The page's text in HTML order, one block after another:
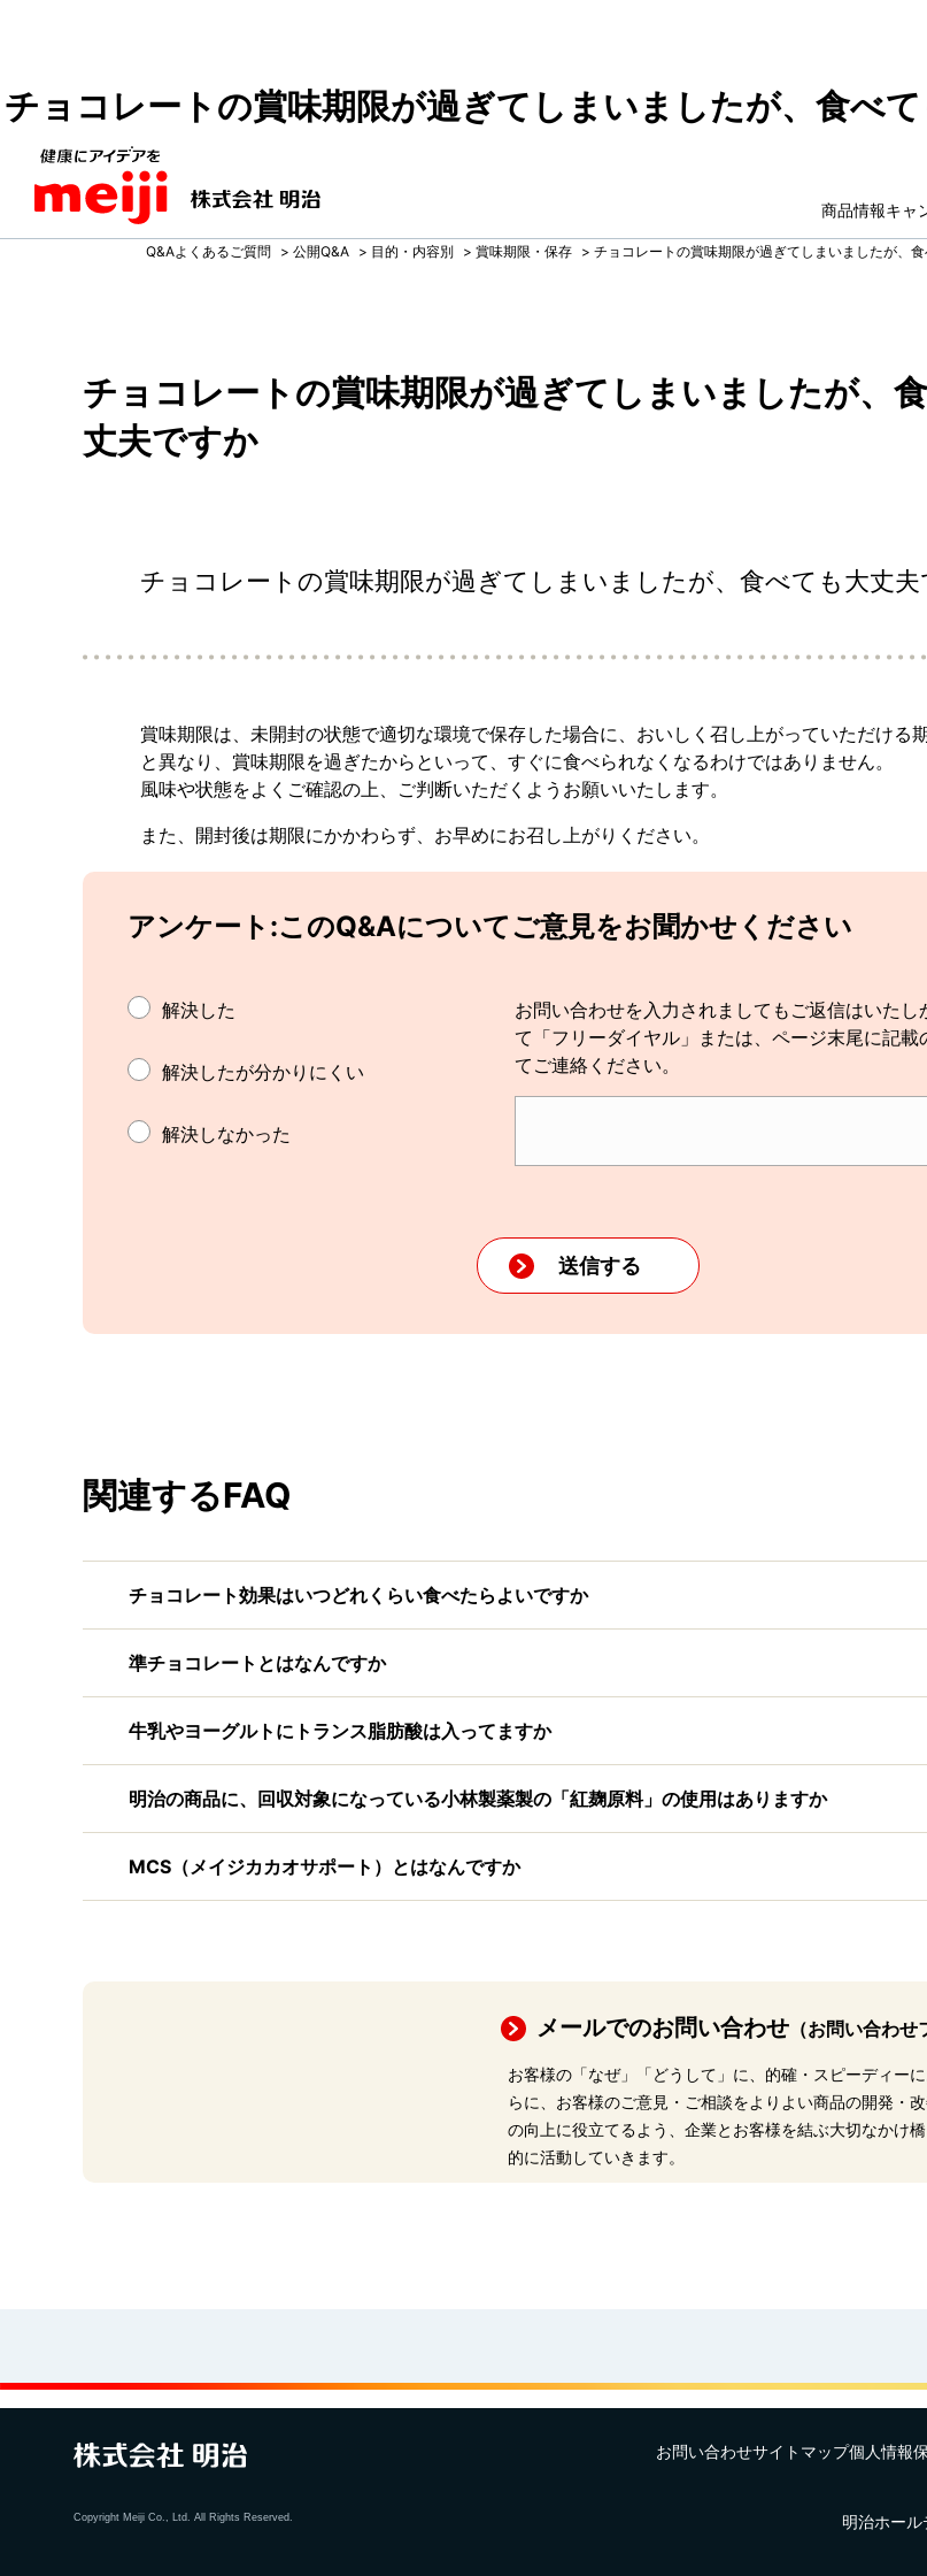
チョコレートの賞味期限が過ぎてしまいましたが、食べ
商品情報キャ
Q&Aよくあるご質問 > 公開Q&A > 目的・内容別 > 賞味期限・保存 > チョコレートの賞味期限が過ぎてしまいましたが、
チョコレートの賞味期限が過ぎてしまいましたが、
丈夫ですか
チョコレートの賞味期限が過ぎてしまいましたが、食べても大丈
賞味期限は、未開封の状態で適切な環境で保存した場合に、おいしく召し上がっていただける
と異なり、賞味期限を過ぎたからといって、すぐに食べられなくなるわけではありません。
風味や状態をよくご確認の上、ご判断いただくようお願いいたします。
また、開封後は期限にかかわらず、お早めにお召し上がりください。
アンケート:このQ&Aについてご意見をお聞かせください
解決した
解決したが分かりにくい
解決しなかった
お問い合わせを入力されましてもご返信はいたし
て「フリーダイヤル」または、ページ末尾に記載
てご連絡ください。
関連するFAQ
チョコレート効果はいつどれくらい食べたらよいですか
準チョコレートとはなんですか
牛乳やヨーグルトにトランス脂肪酸は入ってますか
明治の商品に、回収対象になっている小林製薬製の「紅麹原料」の使用はありますか
MCS（メイジカカオサポート）とはなんですか
メールでのお問い合わせ（お問い合わせ
お客様の「なぜ」「どうして」に、的確・スピーディー
らに、お客様のご意見・ご相談をよりよい商品の開発・
の向上に役立てるよう、企業とお客様を結ぶ大切なかけ
的に活動していきます。
お問い合わせサイトマップ個人情報
明治ホー
Copyright Meiji Co., Ltd. All Rights Reserved.